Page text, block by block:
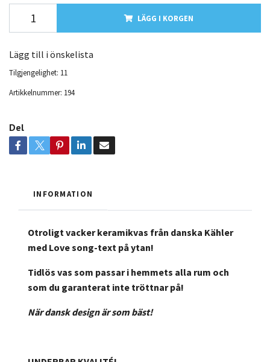
LÄGG I KORGEN
Lägg till i önskelista
Tilgjengelighet: 11
Artikkelnummer: 194
Del
INFORMATION
Otroligt vacker keramikvas från danska Kähler
med Love song-text på ytan!
Tidlös vas som passar i hemmets alla rum och
som du garanterat inte tröttnar på!
När dansk design är som bäst!